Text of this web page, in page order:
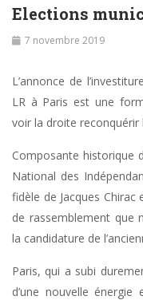
Elections
7 novembre 2019
L’annonce de
LR à Paris est une
voir la droite reconquérir
Composante historique
National des
fidèle de Jacques Chirac
de rassemblement
la candidature de
Paris, qui a subi
d’une nouvelle